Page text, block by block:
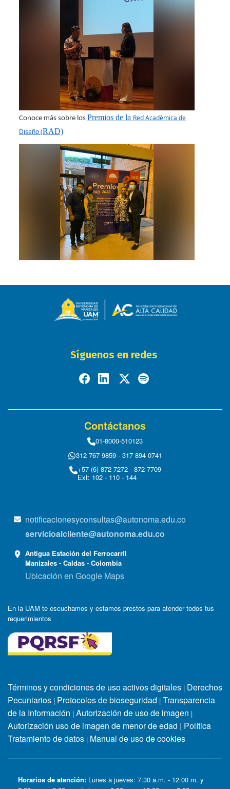
Conoce más sobre los Premios de la Red Académica de
Diseño (RAD)
Síguenos en redes
Contáctanos
01-8000-510123
312 767 9859 - 317 894 0741
+57 (6) 872 7272 - 872 7709
Ext: 102 - 110 - 144
notificacionesyconsultas@autonoma.edu.co
servicioalcliente@autonoma.edu.co
Antigua Estación del Ferrocarril
Manizales - Caldas - Colombia
Ubicación en Google Maps
En la UAM te escuchamos y estamos prestos para atender todos tus
requerimientos
Términos y condiciones de uso activos digitales | Derechos
Pecuniarios | Protocolos de bioseguridad | Transparencia
de la Información | Autorización de uso de imagen |
Autorización uso de imagen de menor de edad | Política
Tratamiento de datos | Manual de uso de cookies
Horarios de atención: Lunes a jueves: 7:30 a.m. - 12:00 m. y